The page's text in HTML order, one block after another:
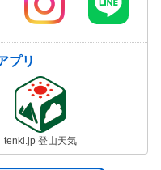
プリ
tenki.jp 登山天気